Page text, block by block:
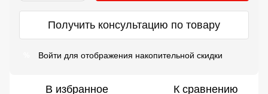
Получить консультацию по товару
Войти для отображения накопительной скидки
В избранное К сравнению